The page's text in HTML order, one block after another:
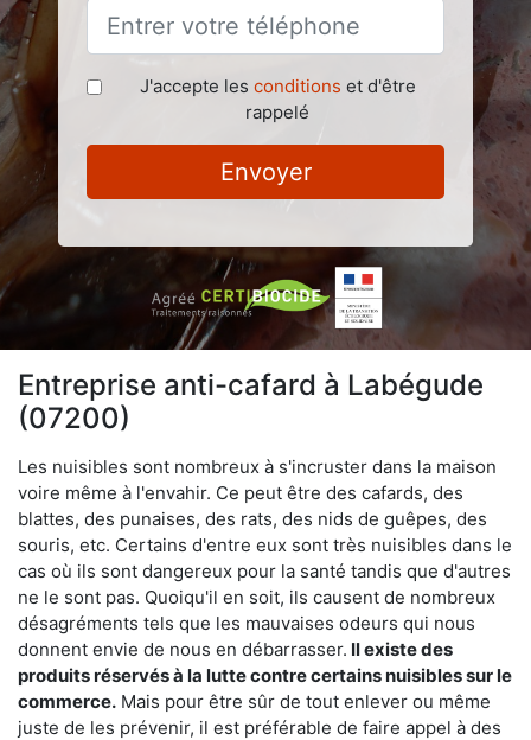
J'accepte les conditions et d'être
rappelé
Envoyer
Entreprise anti-cafard à Labégude
(07200)
Les nuisibles sont nombreux à s'incruster dans la maison
voire même à l'envahir. Ce peut être des cafards, des
blattes, des punaises, des rats, des nids de guêpes, des
souris, etc. Certains d'entre eux sont très nuisibles dans le
cas où ils sont dangereux pour la santé tandis que d'autres
ne le sont pas. Quoiqu'il en soit, ils causent de nombreux
désagréments tels que les mauvaises odeurs qui nous
donnent envie de nous en débarrasser. Il existe des
produits réservés à la lutte contre certains nuisibles sur le
commerce. Mais pour être sûr de tout enlever ou même
juste de les prévenir, il est préférable de faire appel à des